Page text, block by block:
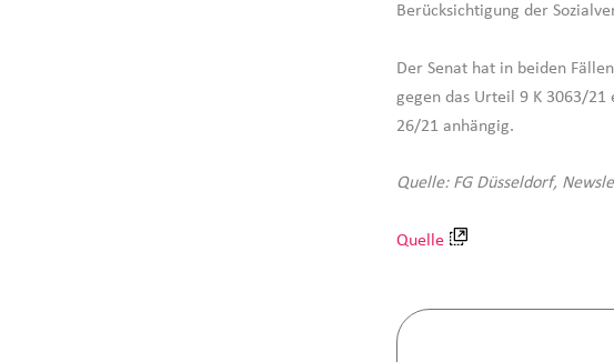
Berücksichtigung der
Der Senat hat in beiden
gegen das Urteil 9 K 3063/21
26/21 anhängig.
Quelle: FG Düsseldorf,
Quelle